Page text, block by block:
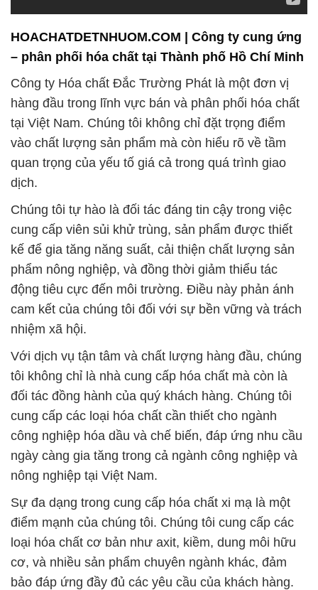
HOACHATDETNHUOM.COM | Công ty cung ứng
– phân phối hóa chất tại Thành phố Hồ Chí Minh
Công ty Hóa chất Đắc Trường Phát là một đơn vị
hàng đầu trong lĩnh vực bán và phân phối hóa chất
tại Việt Nam. Chúng tôi không chỉ đặt trọng điểm
vào chất lượng sản phẩm mà còn hiểu rõ về tầm
quan trọng của yếu tố giá cả trong quá trình giao
dịch.
Chúng tôi tự hào là đối tác đáng tin cậy trong việc
cung cấp viên sủi khử trùng, sản phẩm được thiết
kế để gia tăng năng suất, cải thiện chất lượng sản
phẩm nông nghiệp, và đồng thời giảm thiểu tác
động tiêu cực đến môi trường. Điều này phản ánh
cam kết của chúng tôi đối với sự bền vững và trách
nhiệm xã hội.
Với dịch vụ tận tâm và chất lượng hàng đầu, chúng
tôi không chỉ là nhà cung cấp hóa chất mà còn là
đối tác đồng hành của quý khách hàng. Chúng tôi
cung cấp các loại hóa chất cần thiết cho ngành
công nghiệp hóa dầu và chế biến, đáp ứng nhu cầu
ngày càng gia tăng trong cả ngành công nghiệp và
nông nghiệp tại Việt Nam.
Sự đa dạng trong cung cấp hóa chất xi mạ là một
điểm mạnh của chúng tôi. Chúng tôi cung cấp các
loại hóa chất cơ bản như axit, kiềm, dung môi hữu
cơ, và nhiều sản phẩm chuyên ngành khác, đảm
bảo đáp ứng đầy đủ các yêu cầu của khách hàng.